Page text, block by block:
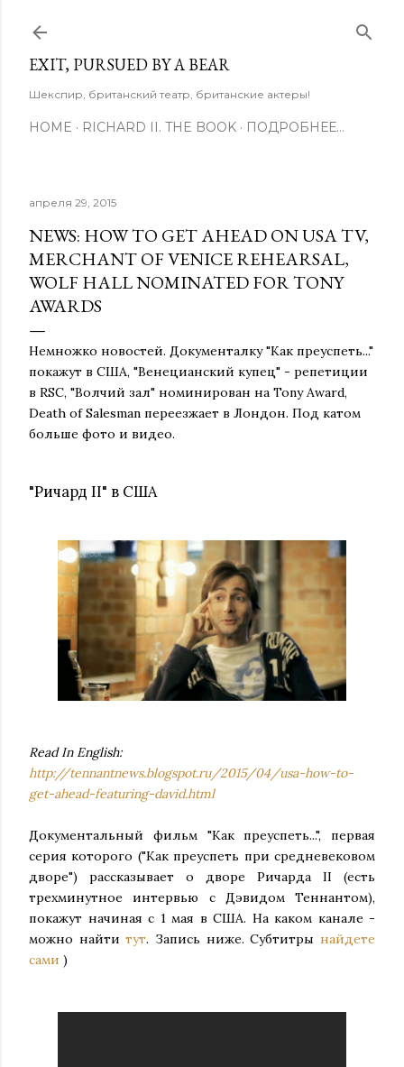
EXIT, PURSUED BY A BEAR
Шекспир, британский театр, британские актеры!
HOME RICHARD II. THE BOOK ПОДРОБНЕЕ…
апреля 29, 2015
NEWS: HOW TO GET AHEAD ON USA TV,
MERCHANT OF VENICE REHEARSAL,
WOLF HALL NOMINATED FOR TONY
AWARDS
Немножко новостей. Документалку "Как преуспеть..."
покажут в США, "Венецианский купец" - репетиции
в RSC, "Волчий зал" номинирован на Tony Award,
Death of Salesman переезжает в Лондон. Под катом
больше фото и видео.
"Ричард II" в США
Read In English:
http://tennantnews.blogspot.ru/2015/04/usa-how-to-
get-ahead-featuring-david.html
Документальный фильм "Как преуспеть...", первая
серия которого ("Как преуспеть при средневековом
дворе") рассказывает о дворе Ричарда II (есть
трехминутное интервью с Дэвидом Теннантом),
покажут начиная с 1 мая в США. На каком канале -
можно найтитут. Запись ниже. Субтитры найдете
сами )